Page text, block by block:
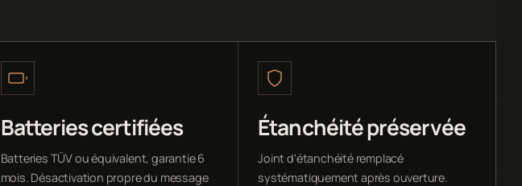
Batteries certifiées
Batteries TÜV ou équivalent, garantie 6
mois. Désactivation propre du message
Étanchéité préservée
Joint d'étanchéité remplacé
systématiquement après ouverture.